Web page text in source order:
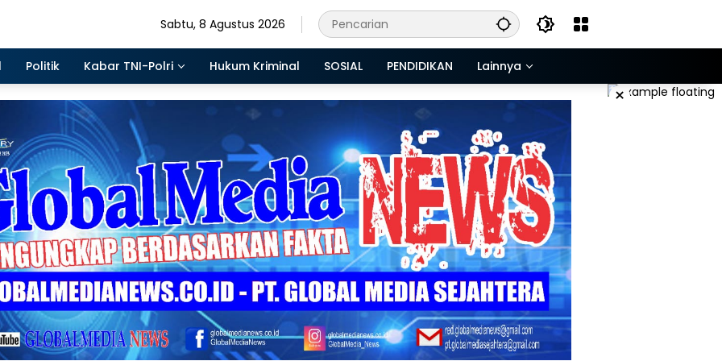
Sabtu, 8 Agustus 2026
Politik Kabar TNI-Polri Hukum Kriminal SOSIAL PENDIDIKAN Lainnya
×